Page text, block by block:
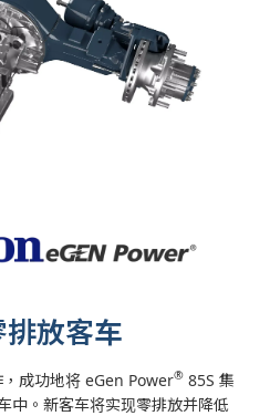
放客车
成功地将 eGen Power® 85S 集
中。新客车将实现零排放并降低